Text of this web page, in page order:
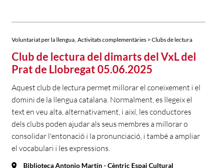
Voluntariat per la llengua Activitats complementàries > Clubs de lectura
Club de lectura del dimarts del VxL del
Prat de Llobregat 05.06.2025
Aquest club de lectura permet millorar el coneixement i el
domini de la llengua catalana. Normalment, es llegeix el
text en veu alta, alternativament, i així, les conductores
dels clubs poden ajudar als seus membres a millorar o
consolidar l'entonació i la pronunciació, i també a ampliar
el vocabulari i les expressions.
Biblioteca Antonio Martín - Cèntric Espai Cultural